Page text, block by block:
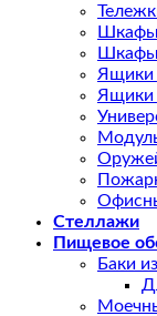
Шкафы
Шкафы
Ящики
Ящики
Стеллажи
Пищевое
Баки